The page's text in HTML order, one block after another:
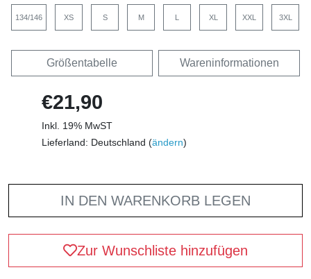
134/146 XS S M L XL XXL 3XL
Größentabelle Wareninformationen
€21,90
Inkl. 19% MwST
Lieferland: Deutschland (ändern)
IN DEN WARENKORB LEGEN
Zur Wunschliste hinzufügen